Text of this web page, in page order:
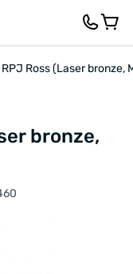
Ross (Laser bronze,
bronze,
ЗАПИТАННЯ